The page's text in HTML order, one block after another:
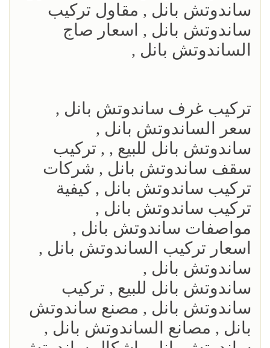
ساندوتش بانل , مقاول تركيب
ساندوتش بانل , اسعار صاج
الساندوتش بانل ,
تركيب غرف ساندوتش بانل ,
سعر الساندوتش بانل ,
ساندوتش بانل للبيع , , تركيب
سقف ساندوتش بانل , شركات
تركيب ساندوتش بانل , كيفية
تركيب ساندوتش بانل ,
مواصفات ساندوتش بانل ,
اسعار تركيب الساندوتش بانل ,
ساندوتش بانل ,
ساندوتش بانل للبيع , تركيب
ساندوتش بانل , مصنع ساندوتش
بانل , مصانع الساندوتش بانل ,